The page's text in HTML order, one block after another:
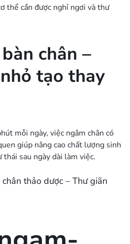
thể cần được nghỉ ngơi và thư
chân –
tạo thay
mỗi ngày, việc ngâm chân có
giúp nâng cao chất lượng sinh
thái sau ngày dài làm việc.
thảo dược – Thư giãn